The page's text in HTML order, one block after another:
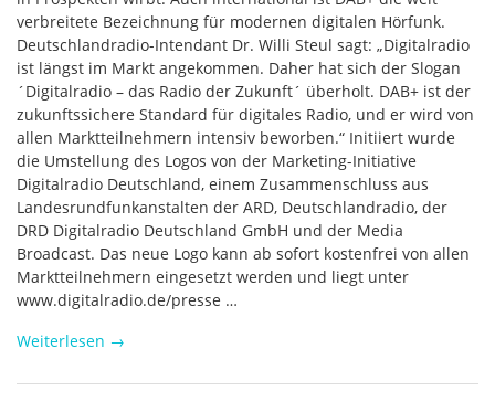
verbreitete Bezeichnung für modernen digitalen Hörfunk.
Deutschlandradio-Intendant Dr. Willi Steul sagt: „Digitalradio
ist längst im Markt angekommen. Daher hat sich der Slogan
´Digitalradio – das Radio der Zukunft´ überholt. DAB+ ist der
zukunftssichere Standard für digitales Radio, und er wird von
allen Marktteilnehmern intensiv beworben.“ Initiiert wurde
die Umstellung des Logos von der Marketing-Initiative
Digitalradio Deutschland, einem Zusammenschluss aus
Landesrundfunkanstalten der ARD, Deutschlandradio, der
DRD Digitalradio Deutschland GmbH und der Media
Broadcast. Das neue Logo kann ab sofort kostenfrei von allen
Marktteilnehmern eingesetzt werden und liegt unter
www.digitalradio.de/presse …
Weiterlesen →